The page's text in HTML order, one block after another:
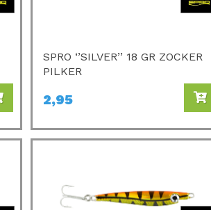
SPRO ‘’SILVER’’ 18 GR ZOCKER
PILKER
2,95